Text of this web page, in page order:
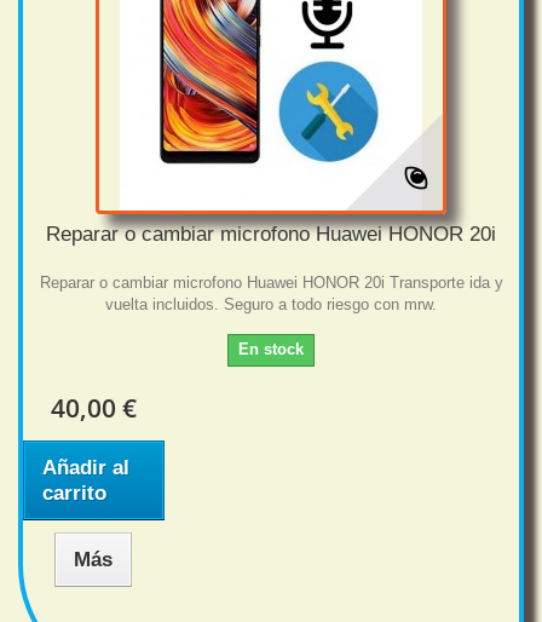
Reparar o cambiar microfono Huawei HONOR 20i
Reparar o cambiar microfono Huawei HONOR 20i Transporte ida y
vuelta incluidos. Seguro a todo riesgo con mrw.
En stock
40,00 €
Añadir al
carrito
Más